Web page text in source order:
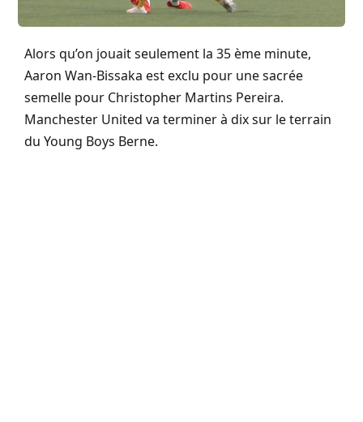
Alors qu’on jouait seulement la 35 ème minute,
Aaron Wan-Bissaka est exclu pour une sacrée
semelle pour Christopher Martins Pereira.
Manchester United va terminer à dix sur le terrain
du Young Boys Berne.